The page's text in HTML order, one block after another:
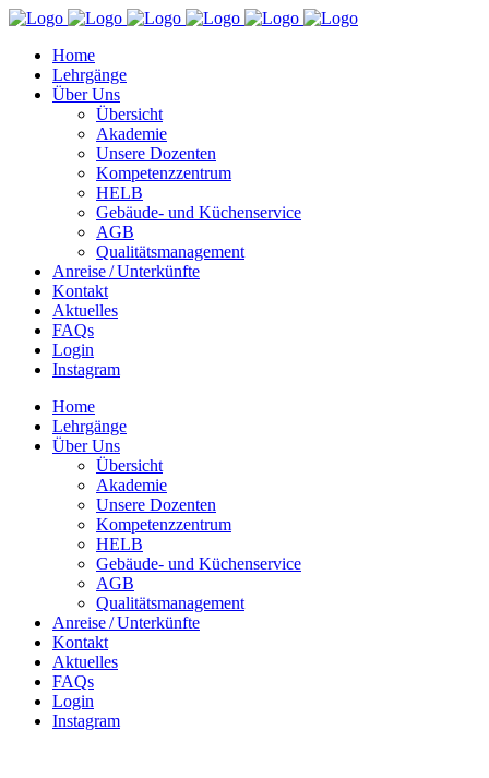
Home
Lehrgänge
Über Uns
Übersicht
Akademie
Unsere Dozenten
Kompetenzzentrum
HELB
Gebäude- und Küchenservice
AGB
Qualitätsmanagement
Anreise / Unterkünfte
Kontakt
Aktuelles
FAQs
Login
Instagram
Home
Lehrgänge
Über Uns
Übersicht
Akademie
Unsere Dozenten
Kompetenzzentrum
HELB
Gebäude- und Küchenservice
AGB
Qualitätsmanagement
Anreise / Unterkünfte
Kontakt
Aktuelles
FAQs
Login
Instagram